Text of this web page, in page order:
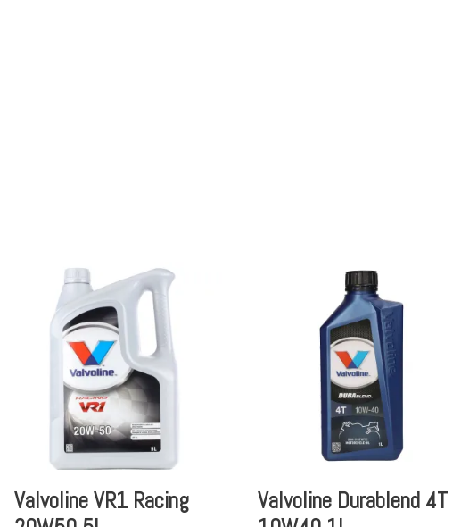
Valvoline VR1 Racing
Valvoline Durablend 4T